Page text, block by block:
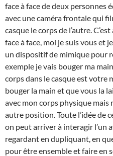
face à face de deux personnes
avec une caméra frontale qui
casque le corps de l’autre.
face à face, moi je suis vous et
un dispositif de mimique pour
exemple je vais bouger ma
corps dans le casque est votre
bouger la main et que vous la
avec mon corps physique
autre position. Toute l’idée de
on peut arriver à interagir l’un
regardant en dupliquant, en
pour être ensemble et faire en